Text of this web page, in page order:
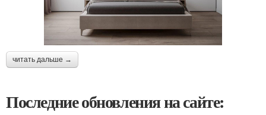
читать дальше →
Последние обновления на сайте: